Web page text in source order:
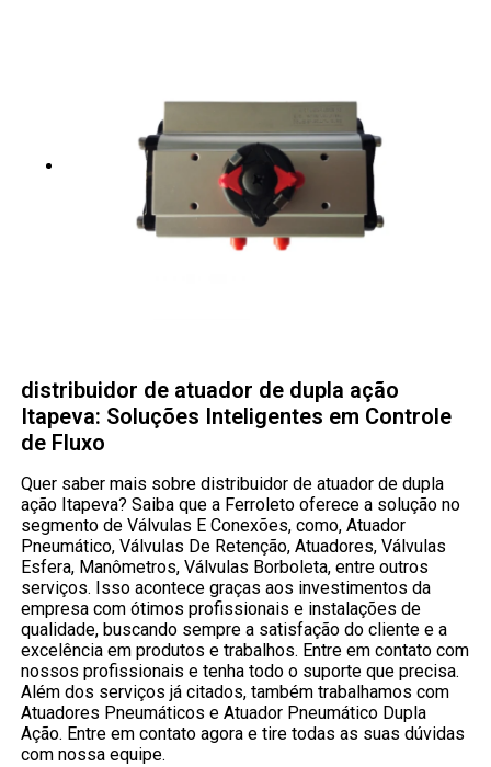
distribuidor de atuador de dupla ação
Itapeva: Soluções Inteligentes em Controle
de Fluxo
Quer saber mais sobre distribuidor de atuador de dupla
ação Itapeva? Saiba que a Ferroleto oferece a solução no
segmento de Válvulas E Conexões, como, Atuador
Pneumático, Válvulas De Retenção, Atuadores, Válvulas
Esfera, Manômetros, Válvulas Borboleta, entre outros
serviços. Isso acontece graças aos investimentos da
empresa com ótimos profissionais e instalações de
qualidade, buscando sempre a satisfação do cliente e a
excelência em produtos e trabalhos. Entre em contato com
nossos profissionais e tenha todo o suporte que precisa.
Além dos serviços já citados, também trabalhamos com
Atuadores Pneumáticos e Atuador Pneumático Dupla
Ação. Entre em contato agora e tire todas as suas dúvidas
com nossa equipe.